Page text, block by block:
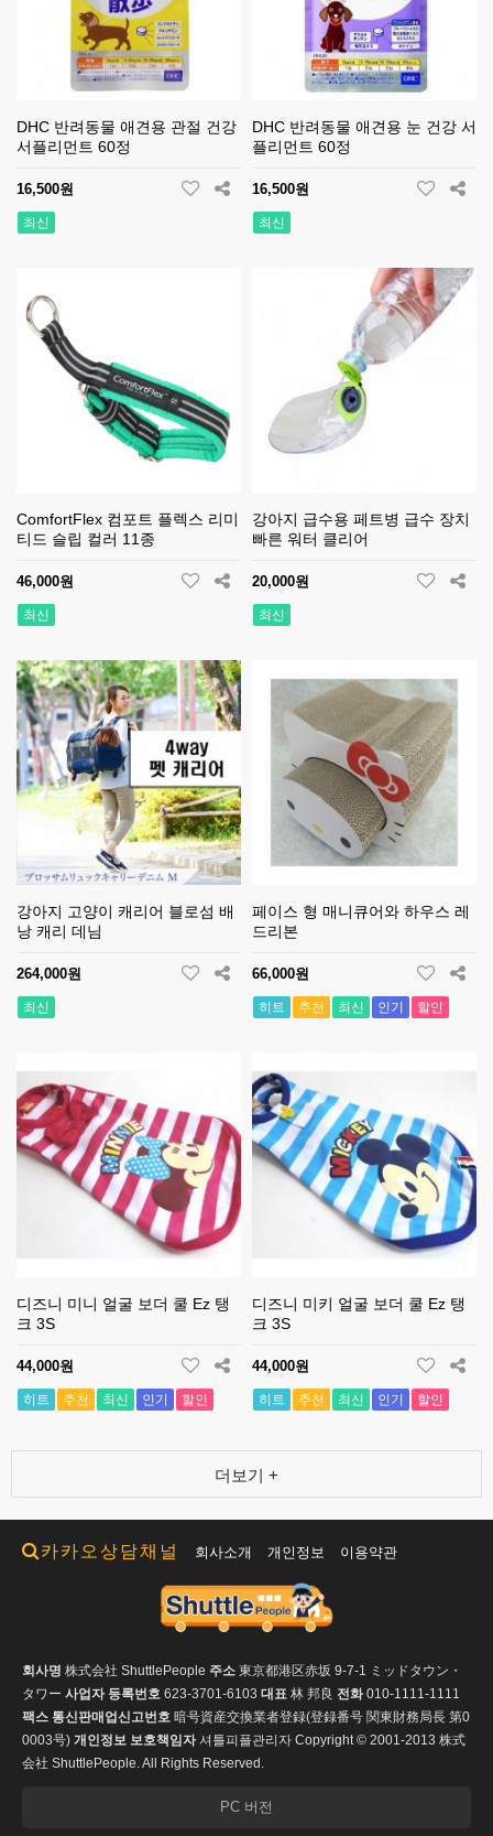
DHC 반려동물 애견용 관절 건강
서플리먼트 60정
16,500원
최신
DHC 반려동물 애견용 눈 건강 서
플리먼트 60정
16,500원
최신
ComfortFlex 컴포트 플렉스 리미
티드 슬립 컬러 11종
46,000원
최신
강아지 급수용 페트병 급수 장치
빠른 워터 클리어
20,000원
최신
강아지 고양이 캐리어 블로섬 배
낭 캐리 데님
264,000원
최신
페이스 형 매니큐어와 하우스 레
드리본
66,000원
히트 추천 최신 인기 할인
디즈니 미니 얼굴 보더 쿨 Ez 탱
크 3S
44,000원
히트 추천 최신 인기 할인
디즈니 미키 얼굴 보더 쿨 Ez 탱
크 3S
44,000원
히트 추천 최신 인기 할인
더보기 +
카카오상담채널 회사소개 개인정보 이용약관
회사명 株式会社 ShuttlePeople 주소 東京都港区赤坂 9-7-1 ミッドタウン・
タワー 사업자 등록번호 623-3701-6103 대표 林 邦良 전화010-1111-1111
팩스 통신판매업신고번호 暗号資産交換業者登録(登録番号 関東財務局長 第0
0003号) 개인정보 보호책임자셔틀피플관리자 Copyright © 2001-2013 株式
会社 ShuttlePeople. All Rights Reserved.
PC 버전